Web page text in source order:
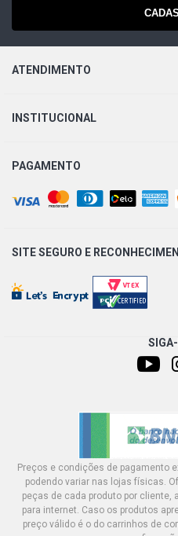
ATENDIMENTO
INSTITUCIONAL
PAGAMENTO
SITE SEGURO E
Preços e condições de pagamento
podendo variar nas lojas físicas.
peças de cada produto por
para internet. Caso os produtos
preço válido é o do carrinhos de